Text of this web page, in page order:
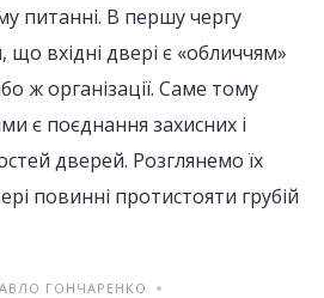
питанні. В першу чергу
що вхідні двері є «обличчям»
ж організації. Саме тому
є поєднання захисних і
дверей. Розглянемо їх
повинні протистояти грубій
ГОНЧАРЕНКО